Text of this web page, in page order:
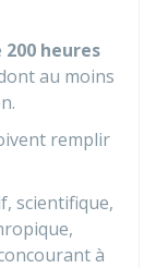
200 heures
au moins
remplir
scientifique,
à